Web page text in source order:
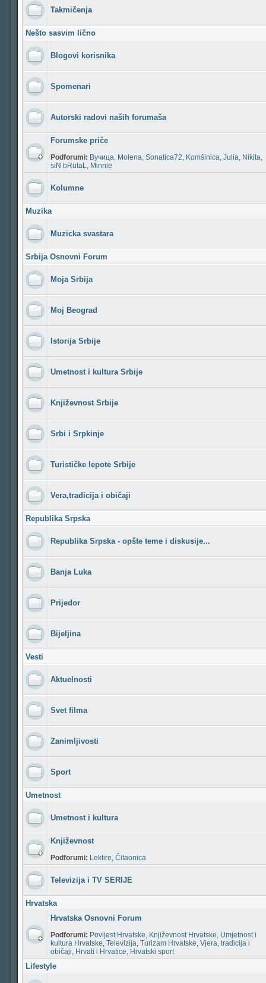
Takmičenja
Nešto sasvim lično
Blogovi korisnika
Spomenari
Autorski radovi naših forumaša
Forumske priče
Podforumi: Вучица, Molena, Sonatica72, Komšinica, Julia, Nikita,
siN bRutaL, Minnie
Kolumne
Muzika
Muzicka svastara
Srbija Osnovni Forum
Moja Srbija
Moj Beograd
Istorija Srbije
Umetnost i kultura Srbije
Književnost Srbije
Srbi i Srpkinje
Turističke lepote Srbije
Vera,tradicija i običaji
Republika Srpska
Republika Srpska - opšte teme i diskusije...
Banja Luka
Prijedor
Bijeljina
Vesti
Aktuelnosti
Svet filma
Zanimljivosti
Sport
Umetnost
Umetnost i kultura
Književnost
Podforumi: Lektire, Čitaonica
Televizija i TV SERIJE
Hrvatska
Hrvatska Osnovni Forum
Podforumi: Povijest Hrvatske, Književnost Hrvatske, Umjetnost i
kultura Hrvatske, Televizija, Turizam Hrvatske, Vjera, tradicija i
običaji, Hrvati i Hrvatice, Hrvatski sport
Lifestyle